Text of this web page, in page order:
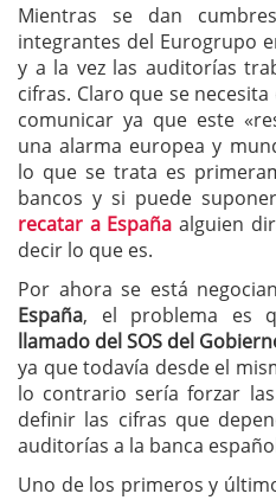
Mientras se dan
integrantes del Eurogrupo
y a la vez las auditorías
cifras. Claro que se
comunicar ya que este
una alarma europea y
lo que se trata es
bancos y si puede
recatar a España alguien
decir lo que es.
Por ahora se está
España, el problema es
llamado del SOS del
ya que todavía desde el
lo contrario sería forzar
definir las cifras que
auditorías a la banca
Uno de los primeros y